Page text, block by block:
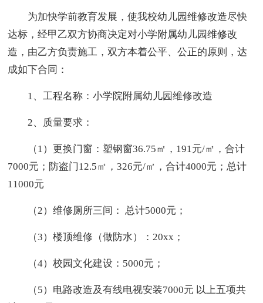
为加快学前教育发展，使我校幼儿园维修改造尽快
达标，经甲乙双方协商决定对小学附属幼儿园维修改
造，由乙方负责施工，双方本着公平、公正的原则，达
成如下合同：
1、工程名称：小学院附属幼儿园维修改造
2、质量要求：
（1）更换门窗：塑钢窗36.75㎡，191元/㎡，合计
7000元；防盗门12.5㎡，326元/㎡，合计4000元；总计
11000元
（2）维修厕所三间： 总计5000元；
（3）楼顶维修（做防水）：20xx；
（4）校园文化建设：5000元；
（5）电路改造及有线电视安装7000元 以上五项共